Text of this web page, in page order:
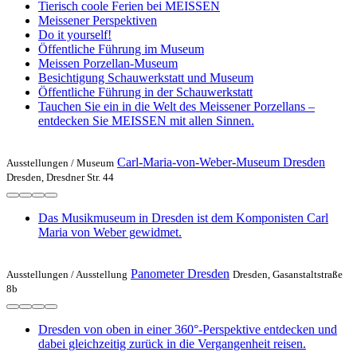
Tierisch coole Ferien bei MEISSEN
Meissener Perspektiven
Do it yourself!
Öffentliche Führung im Museum
Meissen Porzellan-Museum
Besichtigung Schauwerkstatt und Museum
Öffentliche Führung in der Schauwerkstatt
Tauchen Sie ein in die Welt des Meissener Porzellans –
entdecken Sie MEISSEN mit allen Sinnen.
Ausstellungen / Museum Carl-Maria-von-Weber-Museum Dresden
Dresden, Dresdner Str. 44
Das Musikmuseum in Dresden ist dem Komponisten Carl
Maria von Weber gewidmet.
Ausstellungen /Ausstellung Panometer Dresden Dresden, Gasanstaltstraße
8b
Dresden von oben in einer 360°-Perspektive entdecken und
dabei gleichzeitig zurück in die Vergangenheit reisen.